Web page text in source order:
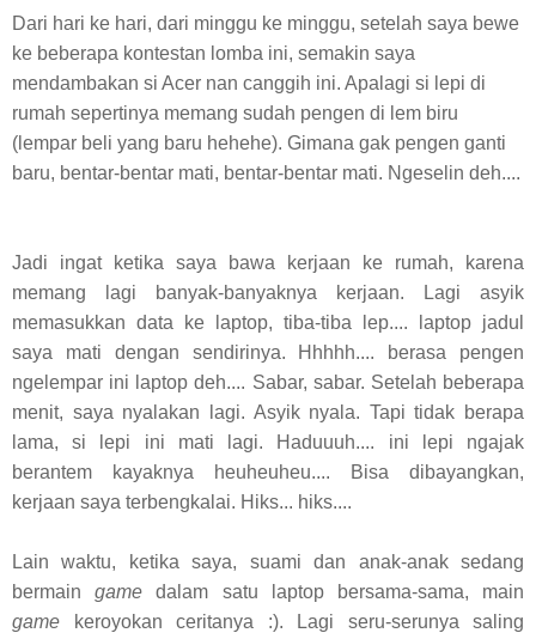
Dari hari ke hari, dari minggu ke minggu, setelah saya bewe
ke beberapa kontestan lomba ini, semakin saya
mendambakan si Acer nan canggih ini. Apalagi si lepi di
rumah sepertinya memang sudah pengen di lem biru
(lempar beli yang baru hehehe). Gimana gak pengen ganti
baru, bentar-bentar mati, bentar-bentar mati. Ngeselin deh....
Jadi ingat ketika saya bawa kerjaan ke rumah, karena
memang lagi banyak-banyaknya kerjaan. Lagi asyik
memasukkan data ke laptop, tiba-tiba lep.... laptop jadul
saya mati dengan sendirinya. Hhhhh.... berasa pengen
ngelempar ini laptop deh.... Sabar, sabar. Setelah beberapa
menit, saya nyalakan lagi. Asyik nyala. Tapi tidak berapa
lama, si lepi ini mati lagi. Haduuuh.... ini lepi ngajak
berantem kayaknya heuheuheu.... Bisa dibayangkan,
kerjaan saya terbengkalai. Hiks... hiks....
Lain waktu, ketika saya, suami dan anak-anak sedang
bermaingame dalam satu laptop bersama-sama, main
game keroyokan ceritanya :). Lagi seru-serunya saling